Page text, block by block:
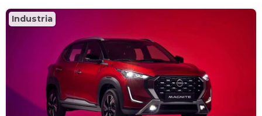
Industria